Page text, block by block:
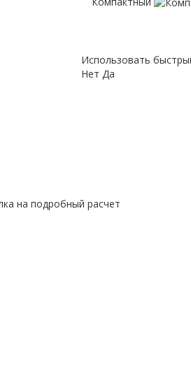
Использовать
Нет Да
на подробный расчет